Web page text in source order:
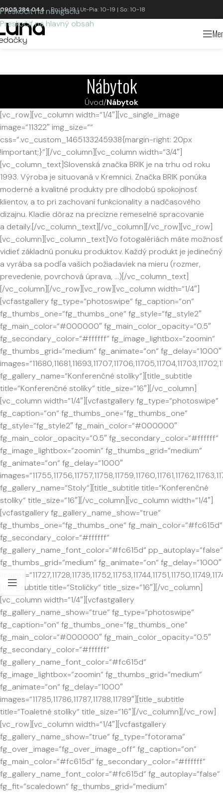
Preskočiť na navigáciu
Preskočiť na hlavný obsah
0905 284 044Po: 14-19 | Ut-Pia: 10-19 | So: 10-18
Nábytok
Úvod/Nábytok
[vc_row][vc_column width=“1/4″][vc_single_image
image=“11322″ img_size=““
css=“.vc_custom_1465133245938{margin-right: 20px
!important;}“][/vc_column][vc_column width=“3/4″]
[vc_column_text]Slovenská značka BRIK je na trhu od roku
1993. Výroba je situovaná v Kremnici. Značka BRIK ponúka
moderné a kvalitné produkty pre dlhodobú spokojnosť
klientov, a to pri zachovaní funkcionality a nadčasového
dizajnu. Kladie dôraz na precízne remeselné spracovanie
a detaily.[/vc_column_text][/vc_column][/vc_row][vc_row]
[vc_column][vc_column_text]Vo fotogalériách máte možnosť
vidieť základnú ponuku produktov. Každý produkt je jedinečný
a vyrába sa podľa vašich požiadaviek na mieru (rozmer,
prevedenie, povrchová úprava, …)[/vc_column_text]
[/vc_column][/vc_row][vc_row][vc_column width=“1/4″]
[vcfastgallery fg_type=“photoswipe“ fg_caption=“on“
fg_thumbs_one=“fg_thumbs_one“ fg_style=“fg_style2″
fg_main_color=“#000000″ fg_main_color_opacity=“0.5″
fg_secondary_color=“#ffffff“ fg_image_lightbox=“zoomin“
fg_thumbs_grid=“medium“ fg_animate=“on“ fg_delay=“1000″
fg_gallery_name=“Konferenčné stolíky“][title_subtitle
title=“Konferenčné stolíky“ title_size=“16″][/vc_column]
[vc_column width=“1/4″][vcfastgallery fg_type=“photoswipe“
fg_caption=“on“ fg_thumbs_one=“fg_thumbs_one“
fg_style=“fg_style2″ fg_main_color=“#000000″
fg_main_color_opacity=“0.5″ fg_secondary_color=“#ffffff“
fg_image_lightbox=“zoomin“ fg_thumbs_grid=“medium“
fg_animate=“on“ fg_delay=“1000″
fg_gallery_name=“Stoly“][title_subtitle title=“Konferenčné
stolíky“ title_size=“16″][/vc_column][vc_column width=“1/4″]
[vcfastgallery fg_gallery_name_show=“true“
fg_thumbs_one=“fg_thumbs_one“ fg_main_color=“#fc615d“
fg_secondary_color=“#ffffff“
fg_gallery_name_font_color=“#fc615d“ pp_autoplay=“false“
fg_thumbs_grid=“medium“ fg_animate=“on“ fg_delay=“1000″
[title_subtitle title=“Stoličky“ title_size=“16″][/vc_column]
[vc_column width=“1/4″][vcfastgallery
fg_gallery_name_show=“true“ fg_type=“photoswipe“
fg_caption=“on“ fg_thumbs_one=“fg_thumbs_one“
fg_main_color=“#000000″ fg_main_color_opacity=“0.5″
fg_secondary_color=“#ffffff“
fg_gallery_name_font_color=“#fc615d“
fg_image_lightbox=“zoomin“ fg_thumbs_grid=“medium“
fg_animate=“on“ fg_delay=“1000″
images=“11785,11786,11787,11788,11789″][title_subtitle
title=“Toaletné stolíky“ title_size=“16″][/vc_column][/vc_row]
[vc_row][vc_column width=“1/4″][vcfastgallery
fg_gallery_name_show=“true“ fg_type=“fotorama“
fg_over_image=“fg_over_image_off“ fg_caption=“on“
fg_main_color=“#fc615d“ fg_secondary_color=“#ffffff“
fg_gallery_name_font_color=“#fc615d“ fg_autoplay=“false“
fg_fit=“scaledown“ fg_thumbs_grid=“medium“